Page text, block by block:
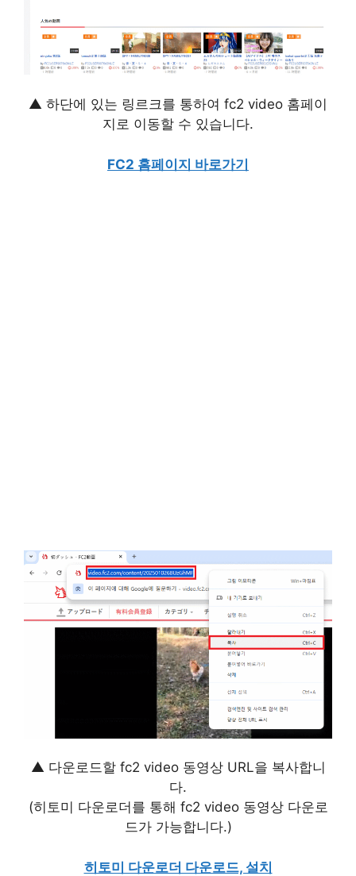
▲ 하단에 있는 링르크를 통하여 fc2 video 홈페이
지로 이동할 수 있습니다.
FC2 홈페이지 바로가기
▲ 다운로드할 fc2 video 동영상 URL을 복사합니
다.
(히토미 다운로더를 통해 fc2 video 동영상 다운로
드가 가능합니다.)
히토미 다운로더 다운로드, 설치